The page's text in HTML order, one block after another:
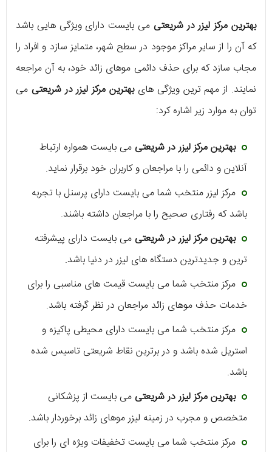
بهترین مرکز لیزر در شریعتی می بایست دارای ویژگی هایی باشد
که آن را از سایر مراکز موجود در سطح شهر، متمایز سازد و افراد را
مجاب سازد که برای حذف دائمی موهای زائد خود، به آن مراجعه
نمایند. از مهم ترین ویژگی هایبهترین مرکز لیزر در شریعتی می
توان به موارد زیر اشاره کرد:
بهترین مرکز لیزر در شریعتیمی بایست همواره ارتباط
آنلاین و دائمی را با مراجعان و کاربران خود برقرار نماید.
مرکز لیزر منتخب شما می بایست دارای پرسنل با تجربه
باشد که رفتاری صحیح را با مراجعان داشته باشند.
بهترین مرکز لیزر در شریعتیمی بایست دارای پیشرفته
ترین و جدیدترین دستگاه های لیزر در دنیا باشد.
مرکز منتخب شما می بایست قیمت های مناسبی را برای
خدمات حذف موهای زائد مراجعان در نظر گرفته باشد.
مرکز منتخب شما می بایست دارای محیطی پاکیزه و
استریل شده باشد و در برترین نقاط شریعتی تاسیس شده
باشد.
بهترین مرکز لیزر در شریعتیمی بایست از پزشکانی
متخصص و مجرب در زمینه لیزر موهای زائد برخوردار باشد.
مرکز منتخب شما می بایست تخفیفات ویژه ای را برای